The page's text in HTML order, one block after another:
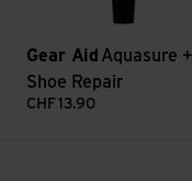
Gear Aid Aquasure
Shoe Repair
CHF 13.90